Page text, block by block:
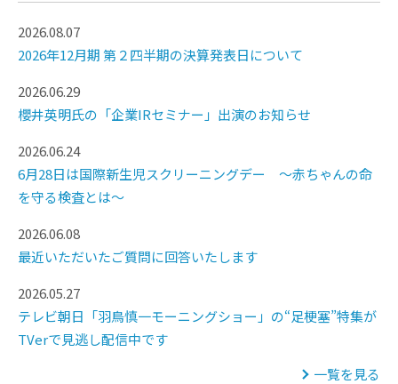
2026.08.07
2026年12月期 第２四半期の決算発表日について
2026.06.29
櫻井英明氏の「企業IRセミナー」出演のお知らせ
2026.06.24
6月28日は国際新生児スクリーニングデー ～赤ちゃんの命
を守る検査とは～
2026.06.08
最近いただいたご質問に回答いたします
2026.05.27
テレビ朝日「羽鳥慎一モーニングショー」の“足梗塞”特集が
TVerで見逃し配信中です
一覧を見る